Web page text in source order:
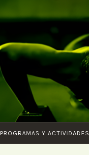
PROGRAMAS Y ACTIVIDADES